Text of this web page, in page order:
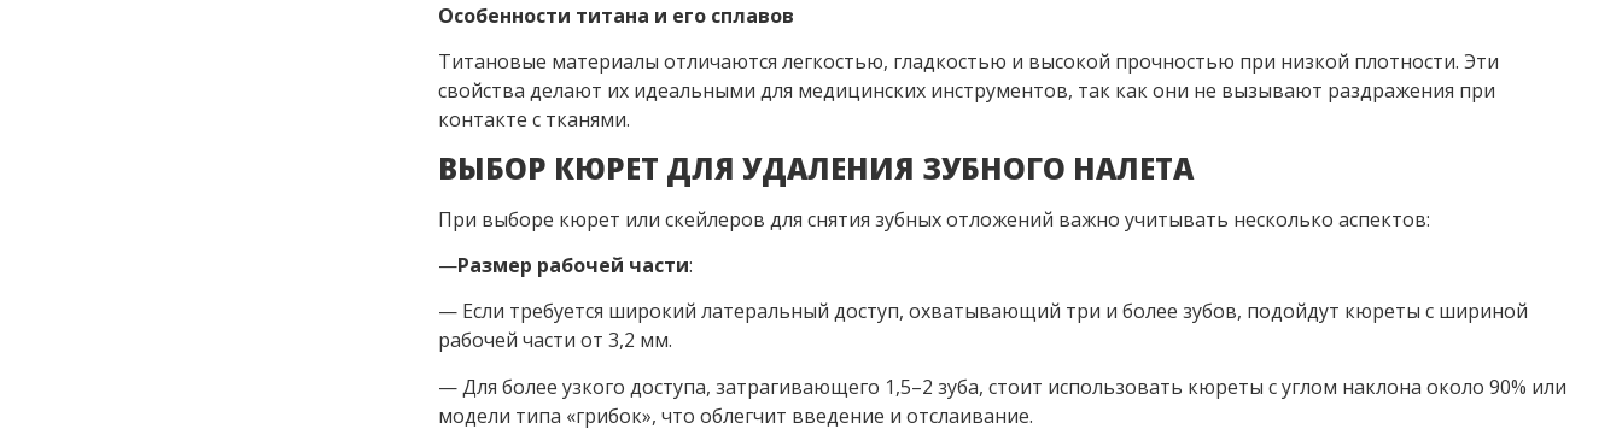
Особенности титана и его сплавов
Титановые материалы отличаются легкостью, гладкостью и высокой прочностью при низкой плотности. Эти
свойства делают их идеальными для медицинских инструментов, так как они не вызывают раздражения при
контакте с тканями.
ВЫБОР КЮРЕТ ДЛЯ УДАЛЕНИЯ ЗУБНОГО НАЛЕТА
При выборе кюрет или скейлеров для снятия зубных отложений важно учитывать несколько аспектов:
—Размер рабочей части:
— Если требуется широкий латеральный доступ, охватывающий три и более зубов, подойдут кюреты с шириной
рабочей части от 3,2 мм.
— Для более узкого доступа, затрагивающего 1,5–2 зуба, стоит использовать кюреты с углом наклона около 90% или
модели типа «грибок», что облегчит введение и отслаивание.